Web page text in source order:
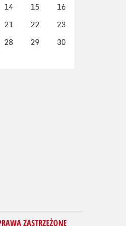
14 15
16
21 22
23
28 29
30
ZASTRZEŻONE